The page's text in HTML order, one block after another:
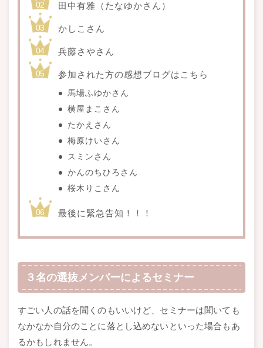
田中有雅（たなゆかさん）
かしこさん
兵藤さやさん
参加された方の感想ブログはこちら
馬場ふゆかさん
横屋まこさん
たかえさん
梅原けいさん
スミンさん
かんのちひろさん
桜木りこさん
最後に緊急告知！！！
３名の選抜メンバーによるセミナー
すごい人の話を聞くのもいいけど、セミナーは聞いても
なかなか自分のことに落とし込めないといった場合もあ
るかもしれません。